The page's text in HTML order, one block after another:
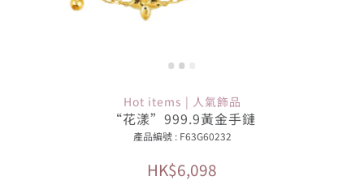
Hot items | 人氣飾品
“花漾”999.9黃金手鏈
產品編號 : F63G60232
HK$6,098